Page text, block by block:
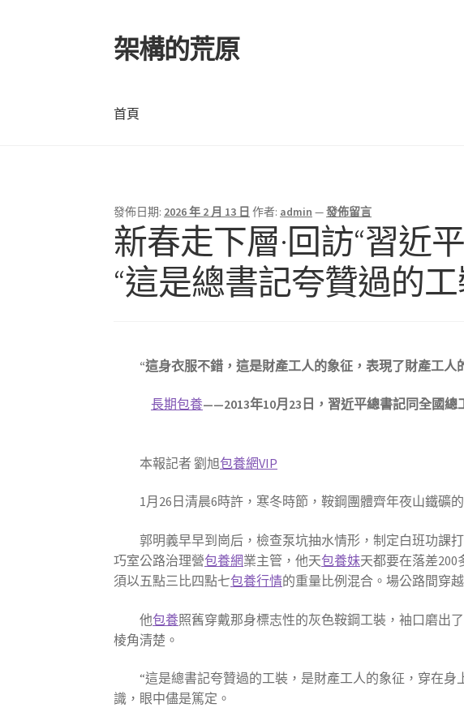
跳
至
覽
列
跳
至
要
內
架構的荒原
首頁
發佈日期: 2026 年 2 月 13 日 作者: admin —發佈留言
新春走下層·回訪“習近
“這是總書記夸贊過的工
“這身衣服不錯，這是財產工人的象征，表現了財產工人
長期包養——2013年10月23日，習近平總書記同全國總
本報記者 劉旭包養網VIP
1月26日清晨6時許，寒冬時節，鞍鋼團體齊年夜山鐵礦
郭明義早早到崗后，檢查泵坑抽水情形，制定白班功課
巧室公路治理營包養網業主管，他天包養妹天都要在落差
須以五點三比四點七包養行情的重量比例混合。場公路間穿
他包養照舊穿戴那身標志性的灰色鞍鋼工裝，袖口磨出
棱角清楚。
“這是總書記夸贊過的工裝，是財產工人的象征，穿在
識，眼中儘是篤定。